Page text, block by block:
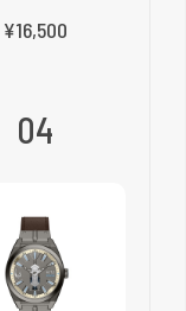
¥16,500
04